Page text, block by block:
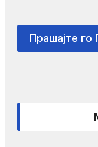
Прашајте го